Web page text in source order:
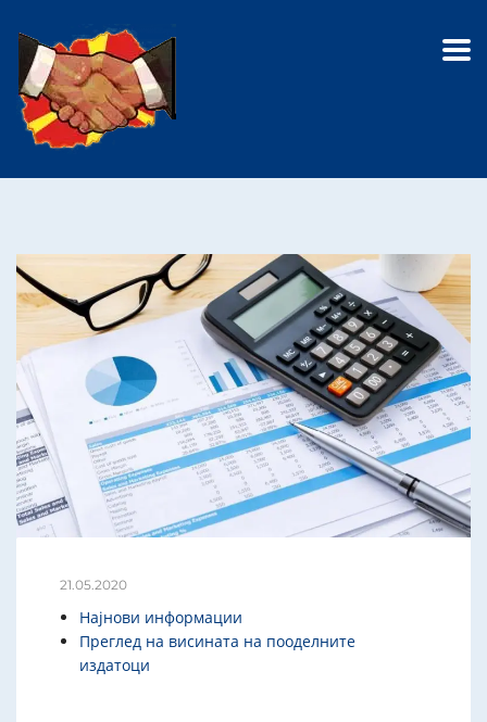
21.05.2020
Најнови информации
Преглед на висината на пооделните
издатоци